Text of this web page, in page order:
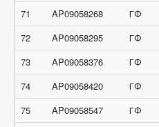
71
AP09058268 ГФ
72
AP09058295 ГФ
73
AP09058376 ГФ
74
AP09058420 ГФ
75
AP09058547 ГФ